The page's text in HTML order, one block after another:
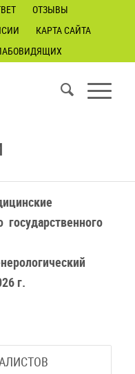
ОТЗЫВЫ
КАРТА САЙТА
государственного
г.